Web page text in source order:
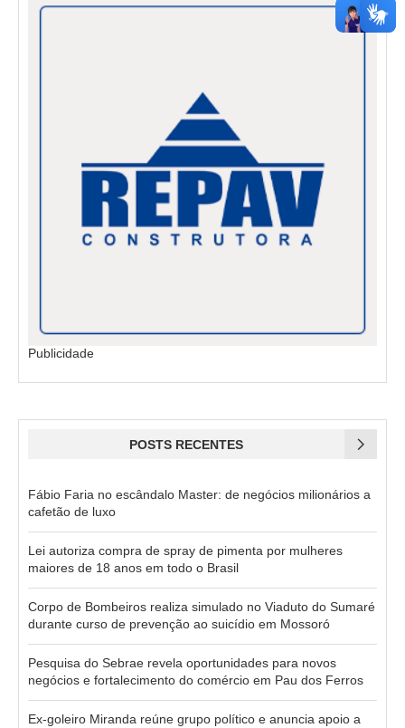
Publicidade
POSTS RECENTES
Fábio Faria no escândalo Master: de negócios milionários a
cafetão de luxo
Lei autoriza compra de spray de pimenta por mulheres
maiores de 18 anos em todo o Brasil
Corpo de Bombeiros realiza simulado no Viaduto do Sumaré
durante curso de prevenção ao suicídio em Mossoró
Pesquisa do Sebrae revela oportunidades para novos
negócios e fortalecimento do comércio em Pau dos Ferros
Ex-goleiro Miranda reúne grupo político e anuncia apoio a